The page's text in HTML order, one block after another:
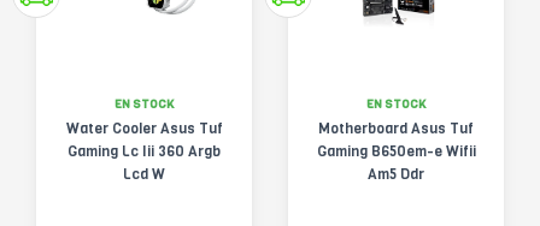
EN STOCK
Water Cooler Asus Tuf
Gaming Lc Iii 360 Argb
Lcd W
EN STOCK
Motherboard Asus Tuf
Gaming B650em-e Wifii
Am5 Ddr